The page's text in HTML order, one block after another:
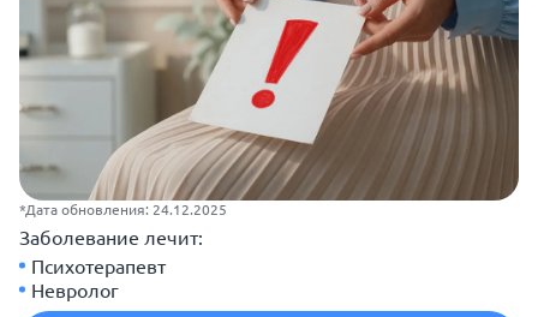
*Дата обновления: 24.12.2025
Заболевание лечит:
Психотерапевт
Невролог